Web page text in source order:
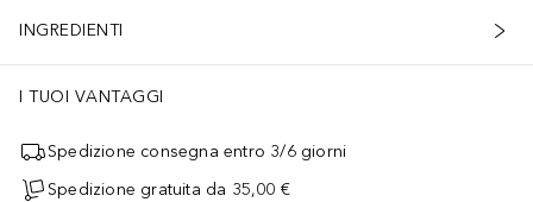
INGREDIENTI
I TUOI VANTAGGI
Spedizione consegna entro 3/6 giorni
Spedizione gratuita da 35,00 €